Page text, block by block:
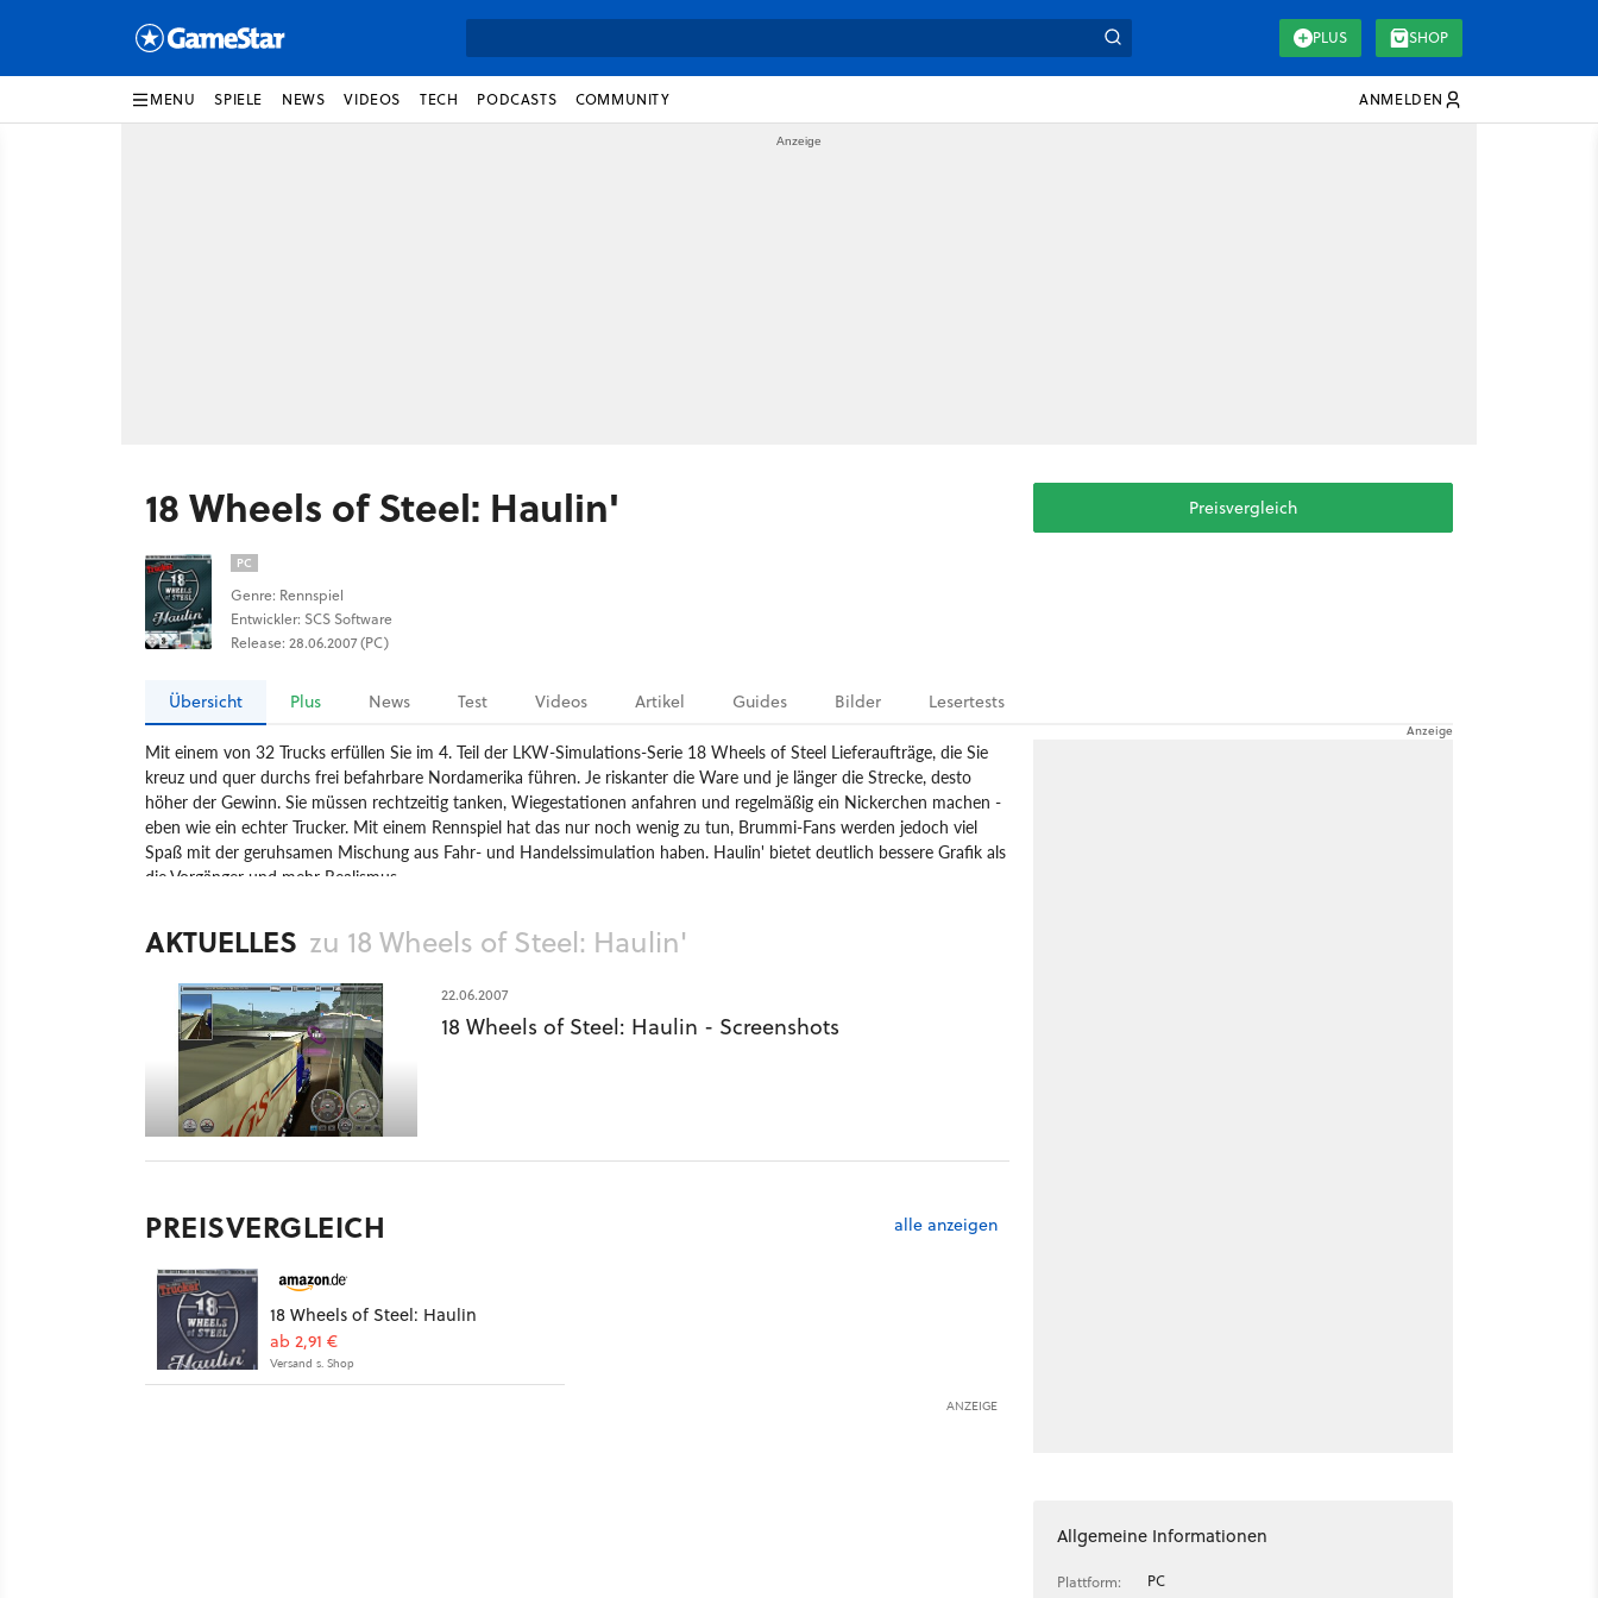
PLUS SHOP
MENU SPIELE NEWS VIDEOS TECH PODCASTS COMMUNITY ANMELDEN
18 Wheels of Steel: Haulin'
PC
Genre: Rennspiel
Entwickler: SCS Software
Release: 28.06.2007 (PC)
Preisvergleich
Übersicht Plus News Test Videos Artikel Guides Bilder Lesertests
Mit einem von 32 Trucks erfüllen Sie im 4. Teil der LKW-Simulations-Serie 18 Wheels of Steel Lieferaufträge, die Sie
kreuz und quer durchs frei befahrbare Nordamerika führen. Je riskanter die Ware und je länger die Strecke, desto
höher der Gewinn. Sie müssen rechtzeitig tanken, Wiegestationen anfahren und regelmäßig ein Nickerchen machen -
eben wie ein echter Trucker. Mit einem Rennspiel hat das nur noch wenig zu tun, Brummi-Fans werden jedoch viel
Spaß mit der geruhsamen Mischung aus Fahr- und Handelssimulation haben. Haulin' bietet deutlich bessere Grafik als
die Vorgänger und mehr Realismus.
AKTUELLES zu 18 Wheels of Steel: Haulin'
22.06.2007
18 Wheels of Steel: Haulin - Screenshots
PREISVERGLEICH alle anzeigen
18 Wheels of Steel: Haulin
ab 2,91 €
Versand s. Shop
ANZEIGE
Allgemeine Informationen
Plattform:
PC